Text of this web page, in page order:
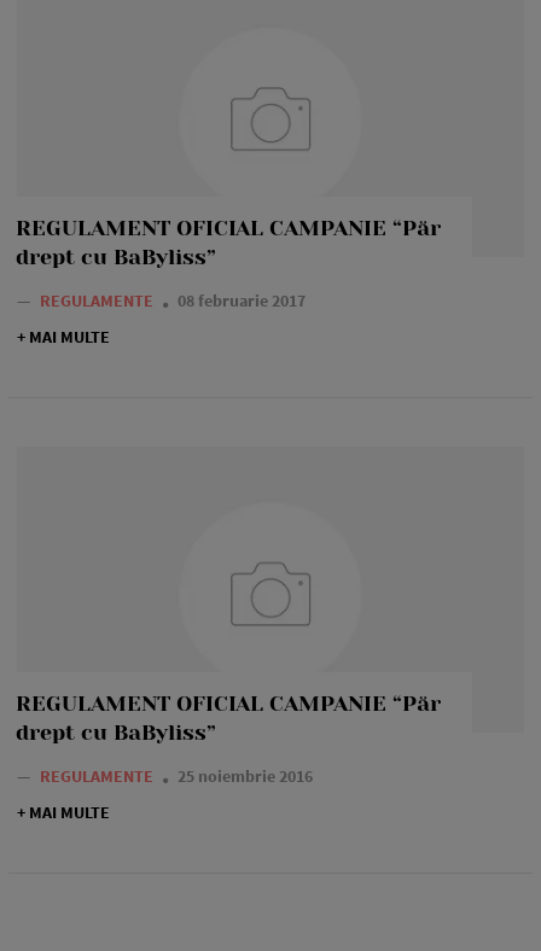
REGULAMENT OFICIAL CAMPANIE “Păr
drept cu BaByliss”
— REGULAMENTE
08 februarie 2017
+ MAI MULTE
REGULAMENT OFICIAL CAMPANIE “Păr
drept cu BaByliss”
— REGULAMENTE
25 noiembrie 2016
+ MAI MULTE